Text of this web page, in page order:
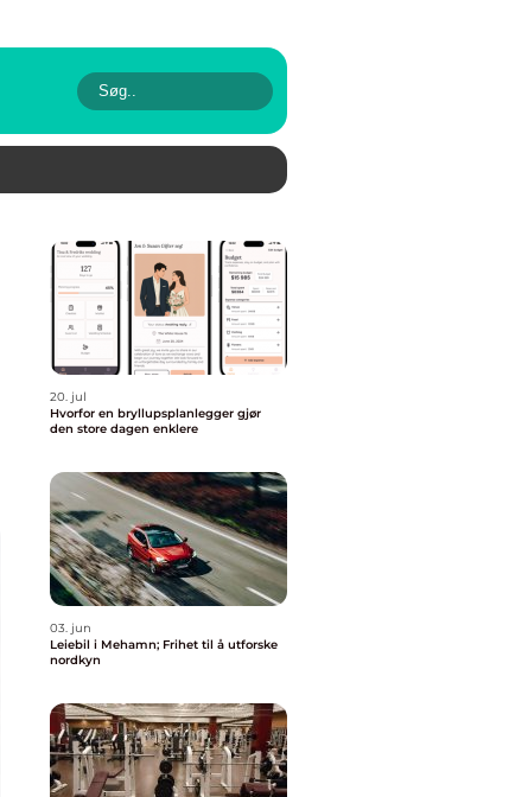
20. jul
Hvorfor en bryllupsplanlegger gjør
den store dagen enklere
03. jun
Leiebil i Mehamn; Frihet til å utforske
nordkyn